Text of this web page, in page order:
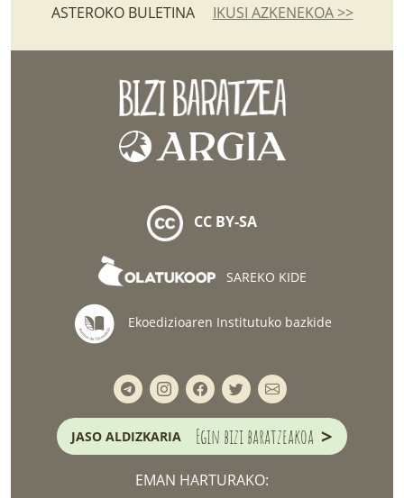
ASTEROKO BULETINA IKUSI AZKENEKOA >>
CC BY-SA
SAREKO KIDE
Ekoedizioaren Institutuko bazkide
JASO ALDIZKARIA Egin bizi baratzeakoa >
EMAN HARTURAKO: